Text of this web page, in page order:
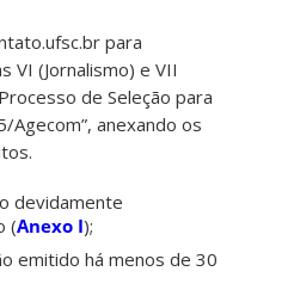
para
VI (Jornalismo) e VII
de Seleção para
Agecom”, anexando os
devidamente
(Anexo I);
emitido há menos de 30